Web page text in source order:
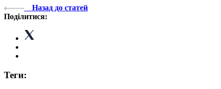
Назад до статей
Поділитися:
Теги: